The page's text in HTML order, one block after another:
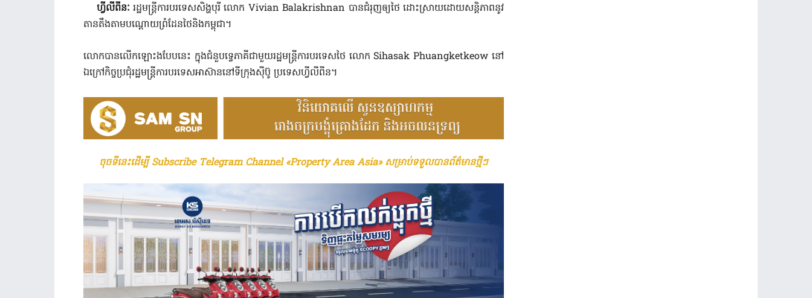
ហ្វីលីពីនៈ រដ្ឋមន្ត្រី​ការបរទេសសិង្ហបុរី​ លោក Vivian Balakrishnan បាន​​ជំរុញ​​ឲ្យ​ថៃ ​ដោះស្រាយ​ដោយ​សន្តិភាព​​នូវ​​
តានតឹង​​​​តាមបណ្តោយ​​​ព្រំដែន​​ថៃ​និង​កម្ពុជា​។
​​លោកបានលើកឡោះងបែបនេះ ក្នុងជំនួប​​ទ្វេភាគី​ជាមួយ​​រដ្ឋមន្ត្រី​ការបរទេសថៃ​ លោក ​​Sihasak Phuangketkeow​ នៅ​​
ឯក្រៅ​កិច្ច​ប្រជុំ​រដ្ឋមន្ត្រី​កា​របរទេសអាស៊ាន​​នៅ​​​ទីក្រុង​ស៊ីប៊ូ ប្រទេសហ្វីលីពីន។
ចុចទីនេះដើម្បី Subscribe Telegram Channel «Property Area Asia» សម្រាប់ទទួលបានព័ត៌មានថ្មីៗ